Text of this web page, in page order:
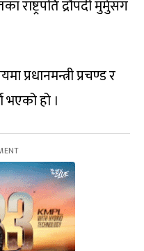
राष्ट्रपति द्रौपदी मुर्मुसँग
प्रधानमन्त्री प्रचण्ड र
भएको हो ।